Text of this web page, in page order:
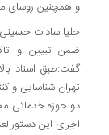
فناوری
منظقه
دسترسی
سریع
تماس
و همچنین روسای محیط
حلیا سادات
ضمن تبیین و
گفت:طبق اسناد
تهران شناسایی و
دو حوزه خدماتی
اجرای این